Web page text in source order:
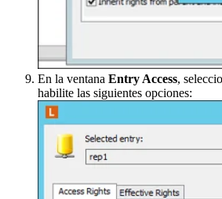
En la ventana Entry Access,
habilite las siguientes opciones: